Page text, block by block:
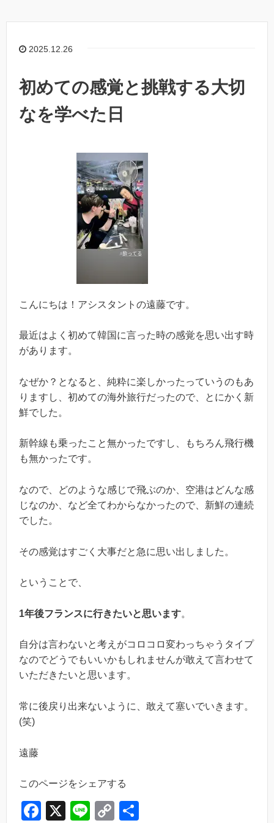
b
o
k
Li
2025.12.26
初めての感覚と挑戦する大切
なを学べた日
こんにちは！アシスタントの遠藤です。
最近はよく初めて韓国に言った時の感覚を思い出す時
があります。
なぜか？となると、純粋に楽しかったっていうのもあ
りますし、初めての海外旅行だったので、とにかく新
鮮でした。
新幹線も乗ったこと無かったですし、もちろん飛行機
も無かったです。
なので、どのような感じで飛ぶのか、空港はどんな感
じなのか、など全てわからなかったので、新鮮の連続
でした。
その感覚はすごく大事だと急に思い出しました。
ということで、
1年後フランスに行きたいと思います。
自分は言わないと考えがコロコロ変わっちゃうタイプ
なのでどうでもいいかもしれませんが敢えて言わせて
いただきたいと思います。
常に後戻り出来ないように、敢えて塞いでいきます。
(笑)
遠藤
このページをシェアする
F
X
Li
C